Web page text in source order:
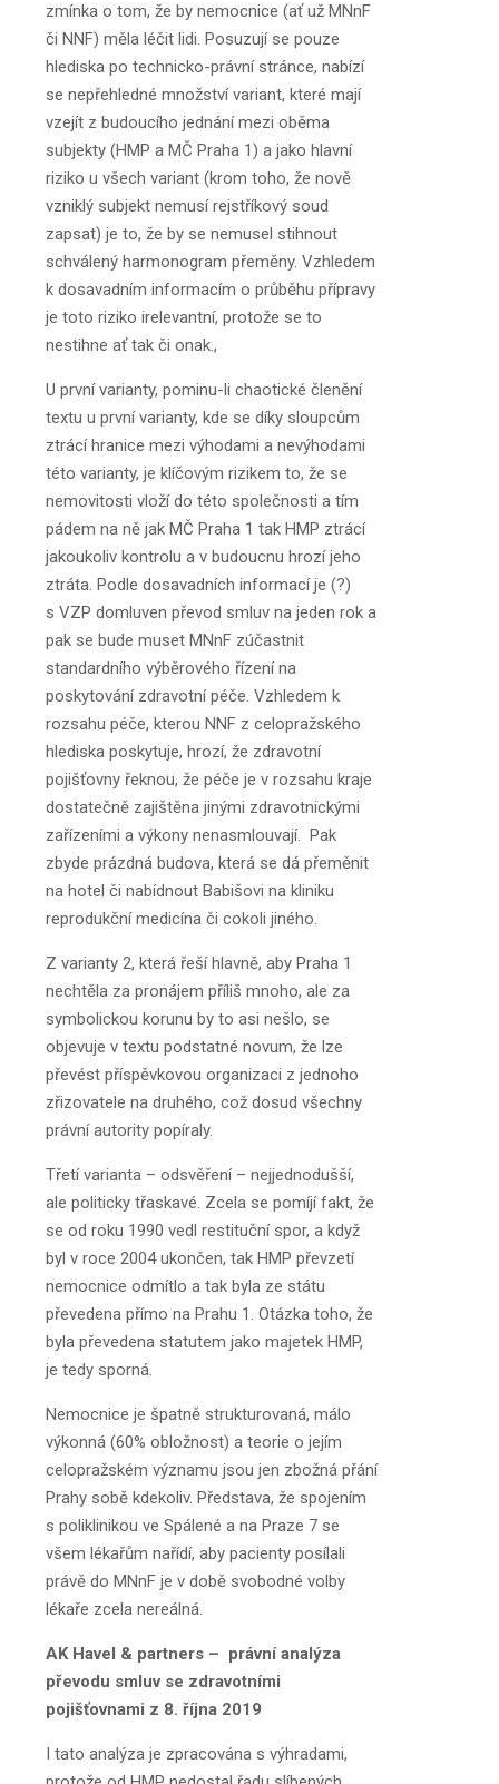
zmínka o tom, že by nemocnice (ať už MNnF
či NNF) měla léčit lidi. Posuzují se pouze
hlediska po technicko-právní stránce, nabízí
se nepřehledné množství variant, které mají
vzejít z budoucího jednání mezi oběma
subjekty (HMP a MČ Praha 1) a jako hlavní
riziko u všech variant (krom toho, že nově
vzniklý subjekt nemusí rejstříkový soud
zapsat) je to, že by se nemusel stihnout
schválený harmonogram přeměny. Vzhledem
k dosavadním informacím o průběhu přípravy
je toto riziko irelevantní, protože se to
nestihne ať tak či onak.,
U první varianty, pominu-li chaotické členění
textu u první varianty, kde se díky sloupcům
ztrácí hranice mezi výhodami a nevýhodami
této varianty, je klíčovým rizikem to, že se
nemovitosti vloží do této společnosti a tím
pádem na ně jak MČ Praha 1 tak HMP ztrácí
jakoukoliv kontrolu a v budoucnu hrozí jeho
ztráta. Podle dosavadních informací je (?)
s VZP domluven převod smluv na jeden rok a
pak se bude muset MNnF zúčastnit
standardního výběrového řízení na
poskytování zdravotní péče. Vzhledem k
rozsahu péče, kterou NNF z celopražského
hlediska poskytuje, hrozí, že zdravotní
pojišťovny řeknou, že péče je v rozsahu kraje
dostatečně zajištěna jinými zdravotnickými
zařízeními a výkony nenasmlouvají. Pak
zbyde prázdná budova, která se dá přeměnit
na hotel či nabídnout Babišovi na kliniku
reprodukční medicína či cokoli jiného.
Z varianty 2, která řeší hlavně, aby Praha 1
nechtěla za pronájem příliš mnoho, ale za
symbolickou korunu by to asi nešlo, se
objevuje v textu podstatné novum, že lze
převést příspěvkovou organizaci z jednoho
zřizovatele na druhého, což dosud všechny
právní autority popíraly.
Třetí varianta – odsvěření – nejjednodušší,
ale politicky třaskavé. Zcela se pomíjí fakt, že
se od roku 1990 vedl restituční spor, a když
byl v roce 2004 ukončen, tak HMP převzetí
nemocnice odmítlo a tak byla ze státu
převedena přímo na Prahu 1. Otázka toho, že
byla převedena statutem jako majetek HMP,
je tedy sporná.
Nemocnice je špatně strukturovaná, málo
výkonná (60% obložnost) a teorie o jejím
celopražském významu jsou jen zbožná přání
Prahy sobě kdekoliv. Představa, že spojením
s poliklinikou ve Spálené a na Praze 7 se
všem lékařům nařídí, aby pacienty posílali
právě do MNnF je v době svobodné volby
lékaře zcela nereálná.
AK Havel & partners – právní analýza
převodu smluv se zdravotními
pojišťovnami z 8. října 2019
I tato analýza je zpracována s výhradami,